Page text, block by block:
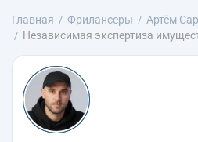
Главная Фрилансеры Артём
Независимая экспертиза